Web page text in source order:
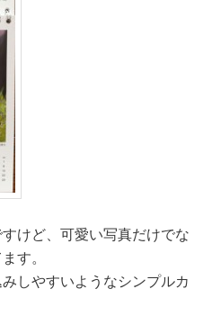
けど、可愛い写真だけでな
す。
しやすいようなシンプルカ